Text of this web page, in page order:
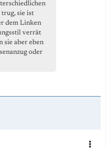
sie ist
dem Linken
verrät
sie aber eben
oder